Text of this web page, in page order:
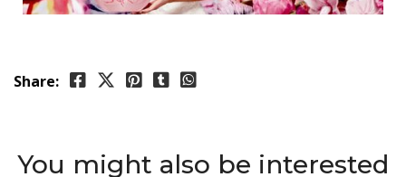
Share:
You might also be interested